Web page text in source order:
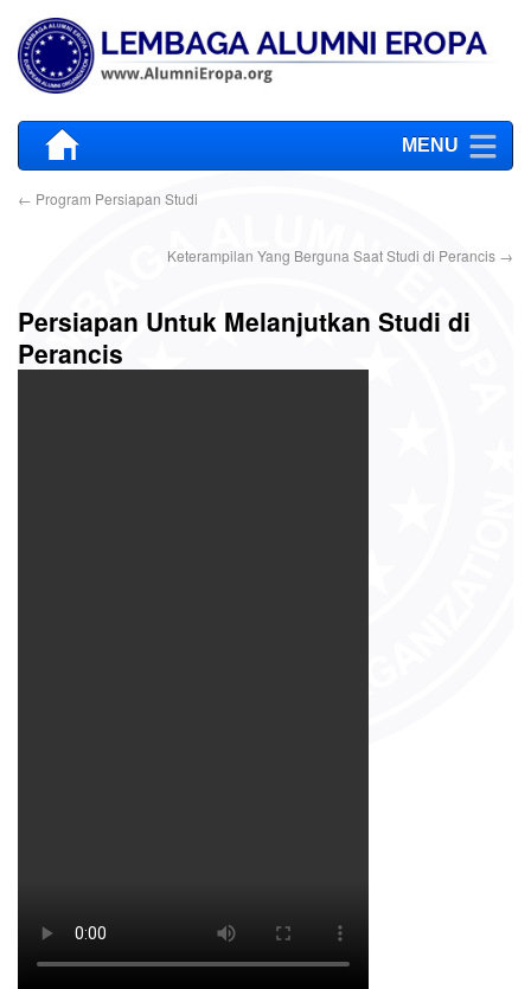
MENU
← Program Persiapan Studi
Keterampilan Yang Berguna Saat Studi di Perancis →
Persiapan Untuk Melanjutkan Studi di
Perancis